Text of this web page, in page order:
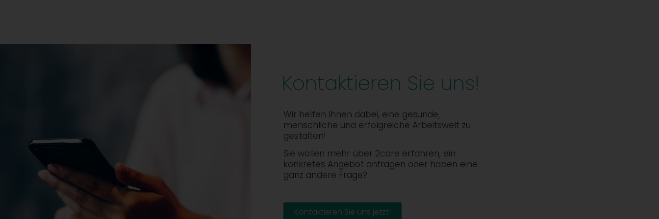
Kontaktieren Sie uns!
Wir helfen Ihnen dabei, eine gesunde,
menschliche und erfolgreiche Arbeitswelt zu
gestalten!
Sie wollen mehr über 2care erfahren, ein
konkretes Angebot anfragen oder haben eine
ganz andere Frage?
Kontaktieren Sie uns jetzt!